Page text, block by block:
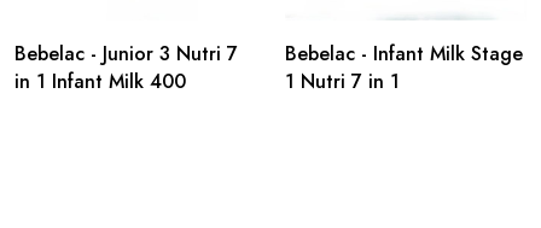
Bebelac - Junior 3 Nutri 7
in 1 Infant Milk 400
Bebelac - Infant Milk Stage
1 Nutri 7 in 1